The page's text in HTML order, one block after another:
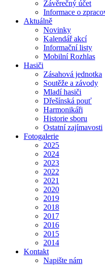
Závěrečný účet
Informace o
Aktuálně
Novinky
Kalendář akcí
Informační listy
Mobilní Rozhlas
Hasiči
Zásahová jednotka
Soutěže a závody
Mladí hasiči
Dřešínská pouť
Harmonikáři
Historie sboru
Ostatní zajímavosti
Fotogalerie
2025
2024
2023
2022
2021
2020
2019
2018
2017
2016
2015
2014
Kontakt
Napište nám